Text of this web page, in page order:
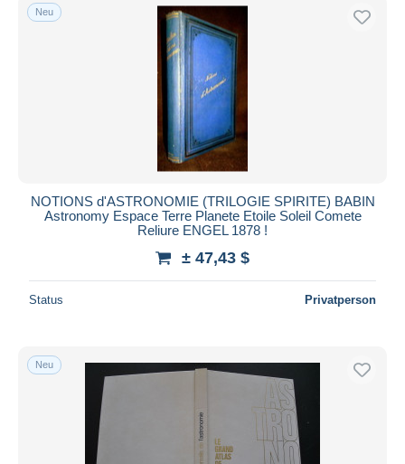
Französisch
Auktionen mit Geboten
Auktionen ohne Gebote
Auktionshäuser
Endet in
Von $
Zahlungsmethoden
PayPal
Banküberweisung
Neu
NOTIONS d'ASTRONOMIE (TRILOGIE SPIRITE) BABIN
Astronomy Espace Terre Planete Etoile Soleil Comete
Reliure ENGEL 1878 !
± 47,43 $
Status Privatperson
Neu